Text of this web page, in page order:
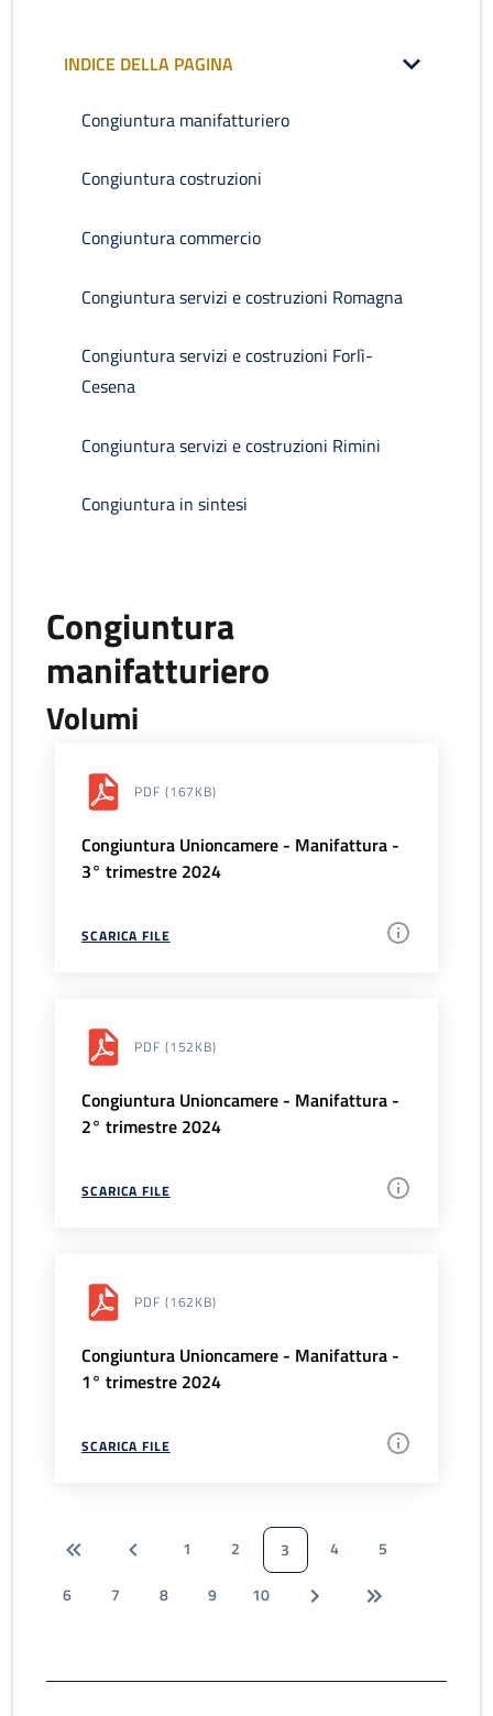
INDICE DELLA PAGINA
Congiuntura manifatturiero
Congiuntura costruzioni
Congiuntura commercio
Congiuntura servizi e costruzioni Romagna
Congiuntura servizi e costruzioni Forlì-
Cesena
Congiuntura servizi e costruzioni Rimini
Congiuntura in sintesi
Congiuntura
manifatturiero
Volumi
PDF (167KB)
Congiuntura Unioncamere - Manifattura -
3° trimestre 2024
SCARICA FILE
PDF (152KB)
Congiuntura Unioncamere - Manifattura -
2° trimestre 2024
SCARICA FILE
PDF (162KB)
Congiuntura Unioncamere - Manifattura -
1° trimestre 2024
SCARICA FILE
1 2 3 4
5
6
7 8 9 10